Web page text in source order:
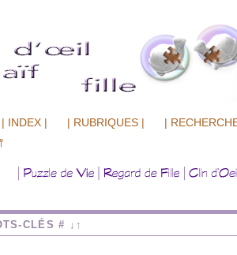
| INDEX | | RUBRIQUES |
|
CLÉS # ↓↑